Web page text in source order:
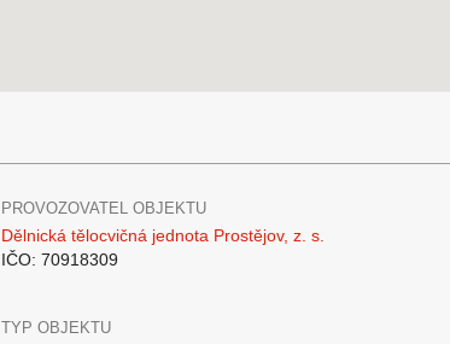
PROVOZOVATEL OBJEKTU
Dělnická tělocvičná jednota Prostějov, z. s.
IČO: 70918309
TYP OBJEKTU